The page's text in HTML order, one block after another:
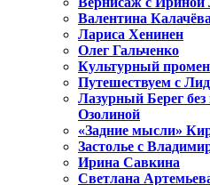
Валентина
Лариса Хенинен
Олег Гальченко
Культурный
Путешествуем с
Лазурный Берег
Озолиной
«Задние мысли»
Застолье с
Ирина Савкина
Светлана